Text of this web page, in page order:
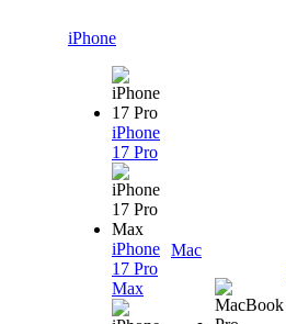
iPhone
iPhone
17 Pro
iPhone
17 Pro
Max
Mac